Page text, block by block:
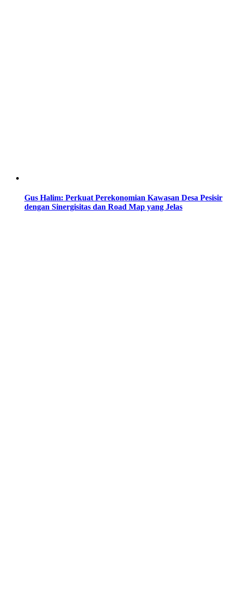
Gus Halim: Perkuat Perekonomian Kawasan Desa Pesisir
dengan Sinergisitas dan Road Map yang Jelas